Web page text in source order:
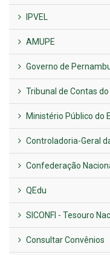
IPVEL
AMUPE
Governo de
Tribunal de Contas
Ministério Público do
Controladoria-Geral
Confederação
QEdu
SICONFI - Tesouro
Consultar Convênios